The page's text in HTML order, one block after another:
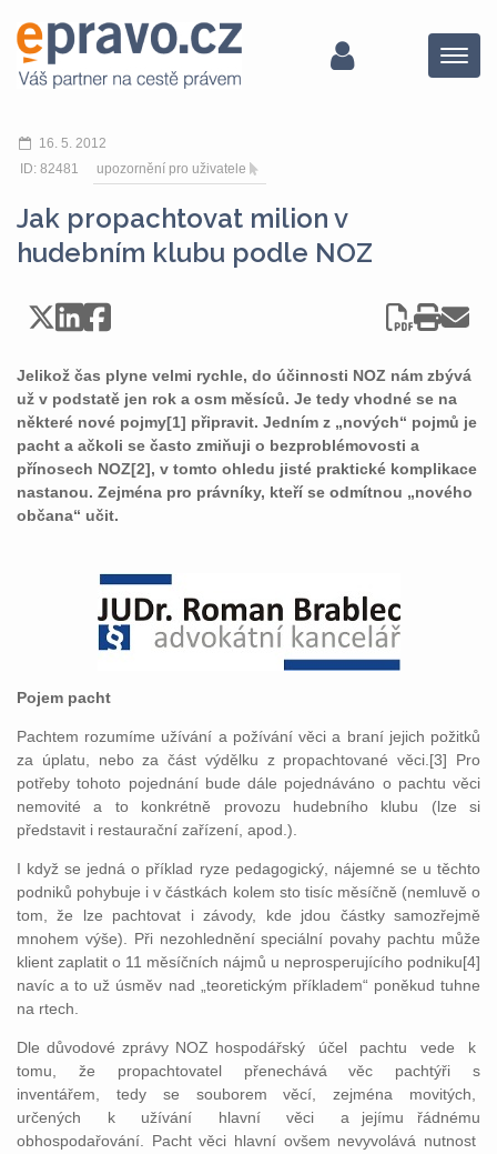
Menu
16. 5. 2012
ID: 82481
upozornění pro uživatele
Jak propachtovat milion v
hudebním klubu podle NOZ
Jelikož čas plyne velmi rychle, do účinnosti NOZ nám zbývá
už v podstatě jen rok a osm měsíců. Je tedy vhodné se na
některé nové pojmy[1] připravit. Jedním z „nových“ pojmů je
pacht a ačkoli se často zmiňuji o bezproblémovosti a
přínosech NOZ[2], v tomto ohledu jisté praktické komplikace
nastanou. Zejména pro právníky, kteří se odmítnou „nového
občana“ učit.
Pojem pacht
Pachtem rozumíme užívání a požívání věci a braní jejich požitků
za úplatu, nebo za část výdělku z propachtované věci.[3] Pro
potřeby tohoto pojednání bude dále pojednáváno o pachtu věci
nemovité a to konkrétně provozu hudebního klubu (lze si
představit i restaurační zařízení, apod.).
I když se jedná o příklad ryze pedagogický, nájemné se u těchto
podniků pohybuje i v částkách kolem sto tisíc měsíčně (nemluvě o
tom, že lze pachtovat i závody, kde jdou částky samozřejmě
mnohem výše). Při nezohlednění speciální povahy pachtu může
klient zaplatit o 11 měsíčních nájmů u neprosperujícího podniku[4]
navíc a to už úsměv nad „teoretickým příkladem“ poněkud tuhne
na rtech.
Dle důvodové zprávy NOZ hospodářský účel pachtu vede k
tomu, že propachtovatel přenechává věc pachtýři s
inventářem, tedy se souborem věcí, zejména movitých,
určených k užívání hlavní věci a jejímu řádnému
obhospodařování. Pacht věci hlavní ovšem nevyvolává nutnost